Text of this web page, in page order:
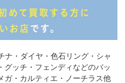
ナ・ダイヤ・色石リング・シャ
グッチ・フェンディなどのバッ
ガ・カルティエ・ノーチラス他